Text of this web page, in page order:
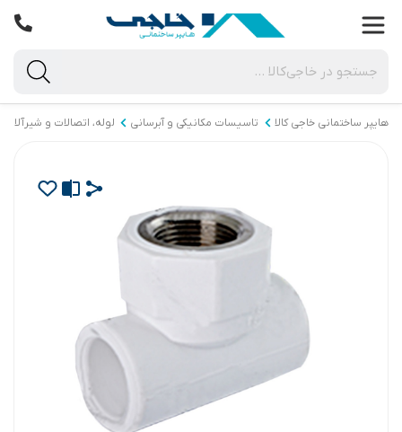
هایپر ساختمانی خاجی‌ کالا تاسیسات مکانیکی و آبرسانی لوله، اتصالات و شیرآلات